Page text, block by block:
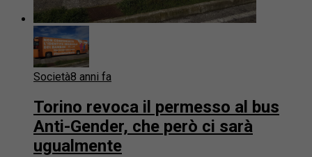
Società8 anni fa
Torino revoca il permesso al bus
Anti-Gender, che però ci sarà
ugualmente